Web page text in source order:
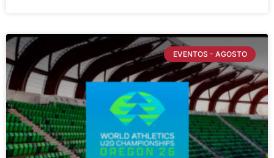
EVENTOS - AGOSTO